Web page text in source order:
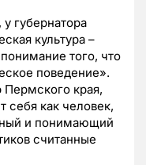
губернатора
культура –
того, что
поведение».
Пермского края,
себя как человек,
и понимающий
считанные